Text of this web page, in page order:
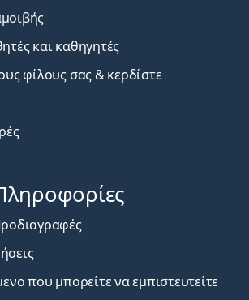
και καθηγητές
φίλους σας & κερδίστε
που μπορείτε να εμπιστευτείτε